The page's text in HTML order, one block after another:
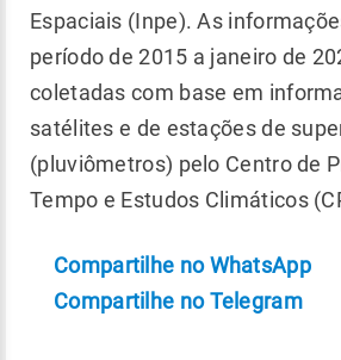
Espaciais (Inpe). As
período de 2015 a janeiro de
coletadas com base em
satélites e de estações de
(pluviômetros) pelo Centro de
Tempo e Estudos Climáticos
Compartilhe no WhatsApp
Compartilhe no Telegram